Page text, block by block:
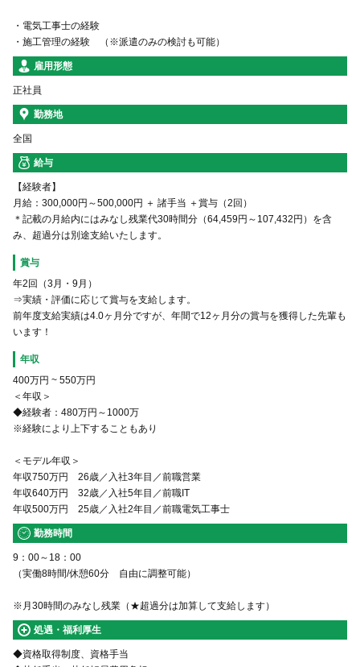
・電気工事士の経験
・施工管理の経験 （※派遣のみの検討も可能）
雇用形態
正社員
勤務地
全国
給与
【経験者】
月給：300,000円～500,000円 ＋ 諸手当 ＋賞与（2回）
＊記載の月給内にはみなし残業代30時間分（64,459円～107,432円）を含
み、超過分は別途支給いたします。
賞与
年2回（3月・9月）
⇒実績・評価に応じて賞与を支給します。
前年度支給実績は4.0ヶ月分ですが、年間で12ヶ月分の賞与を獲得した先輩も
います！
年収
400万円 ~ 550万円
＜年収＞
◆経験者：480万円～1000万
※経験により上下することもあり
＜モデル年収＞
年収750万円 26歳／入社3年目／前職営業
年収640万円 32歳／入社5年目／前職IT
年収500万円 25歳／入社2年目／前職電気工事士
勤務時間
9：00～18：00
（実働8時間/休憩60分 自由に調整可能）
※月30時間のみなし残業（★超過分は加算して支給します）
処遇・福利厚生
◆資格取得制度、資格手当